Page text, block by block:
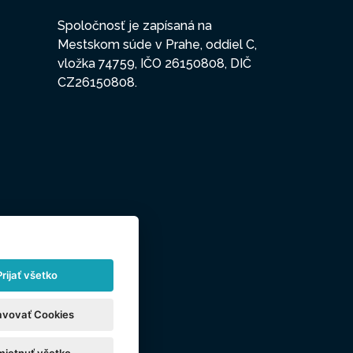
Spoločnosť je zapísaná na
Mestskom súde v Prahe, oddiel C,
vložka 74759, IČO 26150808, DIČ
CZ26150808.
všetko
Cookies